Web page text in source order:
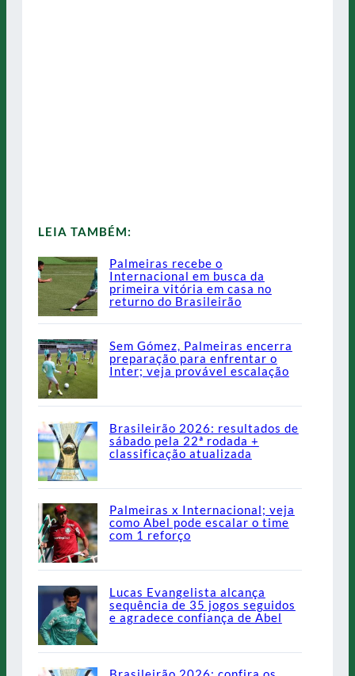
LEIA TAMBÉM:
Palmeiras recebe o
Internacional em busca da
primeira vitória em casa no
returno do Brasileirão
Sem Gómez, Palmeiras encerra
preparação para enfrentar o
Inter; veja provável escalação
Brasileirão 2026: resultados de
sábado pela 22ª rodada +
classificação atualizada
Palmeiras x Internacional; veja
como Abel pode escalar o time
com 1 reforço
Lucas Evangelista alcança
sequência de 35 jogos seguidos
e agradece confiança de Abel